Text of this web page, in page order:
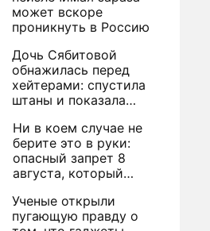
может вскоре
проникнуть в Россию
Дочь Сябитовой
обнажилась перед
хейтерами: спустила
штаны и показала
Ни в коем случае не
берите это в руки:
опасный запрет 8
августа, который
женское счастье
Ученые открыли
пугающую правду о